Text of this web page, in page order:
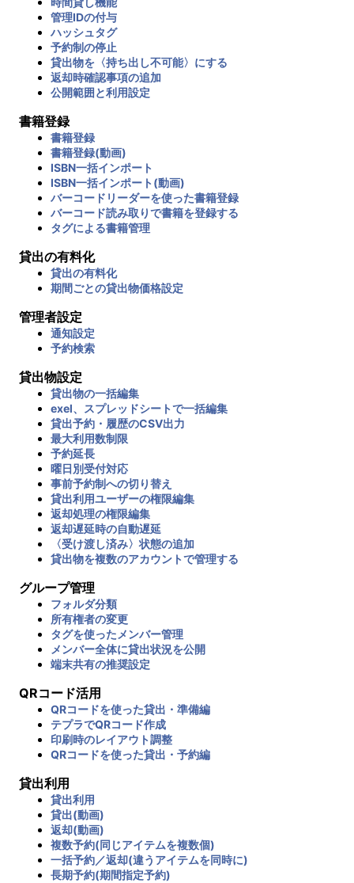
管理IDの付与
ハッシュタグ
予約制の停止
貸出物を〈持ち出し不可能〉にする
返却時確認事項の追加
公開範囲と利用設定
書籍登録
書籍登録
書籍登録(動画)
ISBN一括インポート
ISBN一括インポート(動画)
バーコードリーダーを使った書籍登録
バーコード読み取りで書籍を登録する
タグによる書籍管理
貸出の有料化
貸出の有料化
期間ごとの貸出物価格設定
管理者設定
通知設定
予約検索
貸出物設定
貸出物の一括編集
exel、スプレッドシートで一括編集
貸出予約・履歴のCSV出力
最大利用数制限
予約延長
曜日別受付対応
事前予約制への切り替え
貸出利用ユーザーの権限編集
返却処理の権限編集
返却遅延時の自動遅延
〈受け渡し済み〉状態の追加
貸出物を複数のアカウントで管理する
グループ管理
フォルダ分類
所有権者の変更
タグを使ったメンバー管理
メンバー全体に貸出状況を公開
端末共有の推奨設定
QRコード活用
QRコードを使った貸出・準備編
テプラでQRコード作成
印刷時のレイアウト調整
QRコードを使った貸出・予約編
貸出利用
貸出利用
貸出(動画)
返却(動画)
複数予約(同じアイテムを複数個)
一括予約／返却(違うアイテムを同時に)
長期予約(期間指定予約)